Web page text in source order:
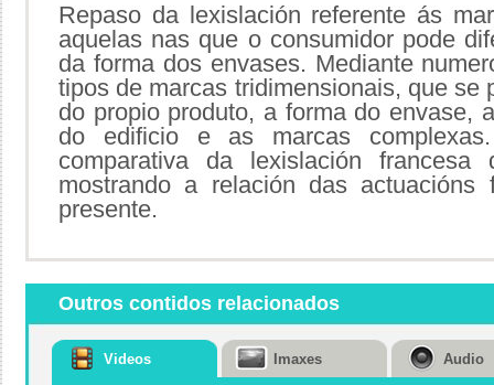
Repaso da lexislación referente ás
aquelas nas que o consumidor pode
da forma dos envases. Mediante
tipos de marcas tridimensionais, que se
do propio produto, a forma do envase,
do edificio e as marcas
comparativa da lexislación
mostrando a relación das
presente.
Outros contidos relacionados
Videos Imaxes Audio